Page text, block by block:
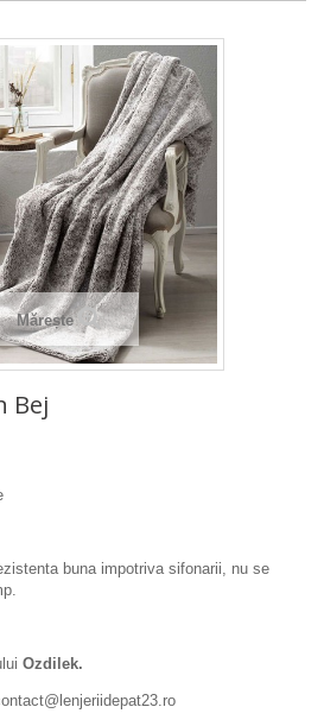
Mărește
Bej
buna impotriva sifonarii, nu se
Ozdilek.